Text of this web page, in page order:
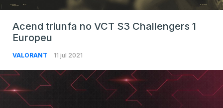
Acend triunfa no VCT S3 Challengers 1
Europeu
VALORANT 11 jul 2021